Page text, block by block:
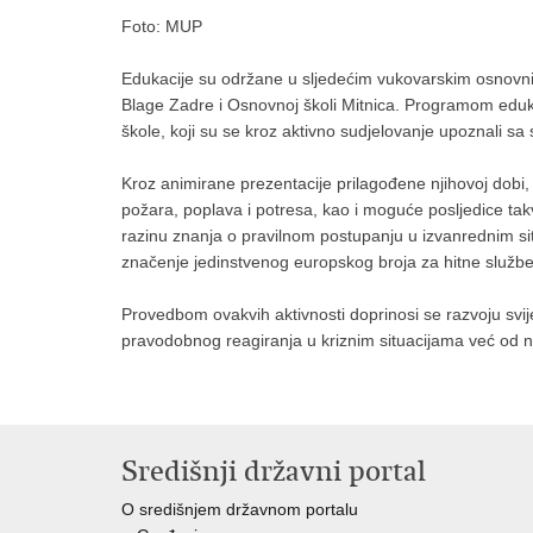
Foto: MUP
Edukacije su održane u sljedećim vukovarskim
Blage Zadre i Osnovnoj školi Mitnica. Programom
škole, koji su se kroz aktivno sudjelovanje upoznali
Kroz animirane prezentacije prilagođene njihovoj
požara, poplava i potresa, kao i moguće posljedice
razinu znanja o pravilnom postupanju u izvanrednim
značenje jedinstvenog europskog broja za hitne
Provedbom ovakvih aktivnosti doprinosi se razvoju
pravodobnog reagiranja u kriznim situacijama već od
Središnji državni portal
O središnjem državnom portalu